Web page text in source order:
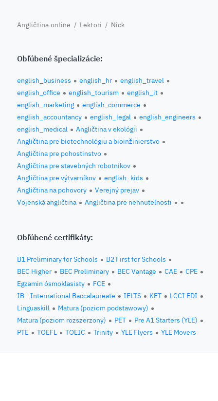
Angličtina online / Lektori / Nick
Obľúbené špecializácie:
english_business english_hr
english_travel
english_office
english_tourism
english_it
english_marketing
english_commerce
english_accountancy
english_legal
english_engineers
english_medical
Angličtina v ekológii
Angličtina pre biotechnológiu a bioinžinierstvo
Angličtina pre pohostinstvo
Angličtina pre stavebných robotníkov
Angličtina pre výtvarníkov
english_kids
Angličtina na pohovory
Verejný prejav
Vojenská angličtina
Angličtina pre nehnuteľnosti
Obľúbené certifikáty:
B1 Preliminary for Schools
B2 First for Schools
BEC Higher
BEC Preliminary BEC Vantage CAE
CPE
Egzamin ósmoklasisty
FCE
IB - International Baccalaureate
IELTS KET
LCCI EDI
Linguaskill
Matura (poziom podstawowy)
Matura (poziom rozszerzony)
PET
Pre A1 Starters (YLE)
PTE
TOEFL TOEIC Trinity YLE Flyers YLE Movers